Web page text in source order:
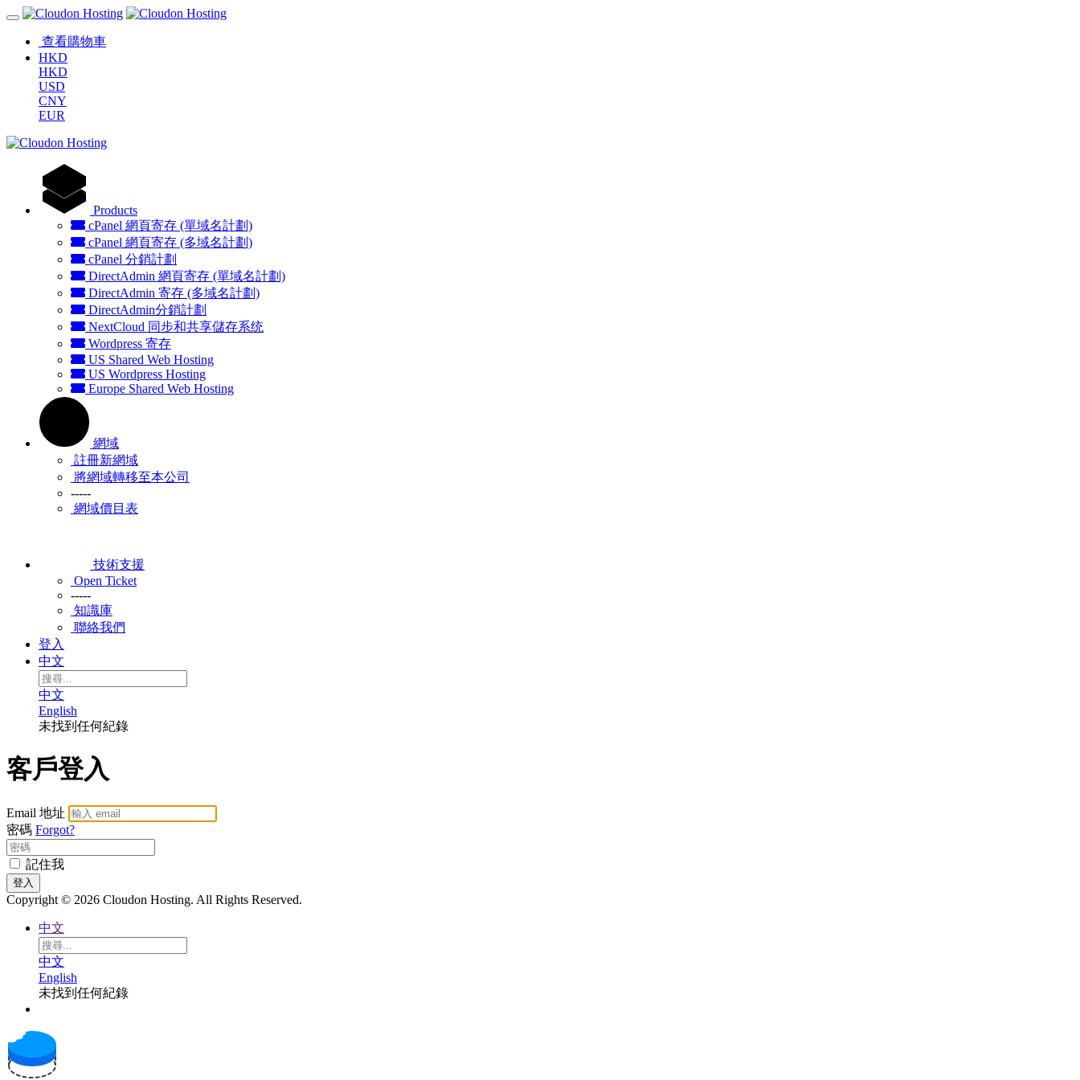
查看購物車
HKD
HKD
USD
CNY
EUR
Products
cPanel 網頁寄存 (單域名計劃)
cPanel 網頁寄存 (多域名計劃)
cPanel 分銷計劃
DirectAdmin 網頁寄存 (單域名計劃)
DirectAdmin 寄存 (多域名計劃)
DirectAdmin分銷計劃
NextCloud 同步和共享儲存系统
Wordpress 寄存
US Shared Web Hosting
US Wordpress Hosting
Europe Shared Web Hosting
網域
註冊新網域
將網域轉移至本公司
-----
網域價目表
技術支援
Open Ticket
-----
知識庫
聯絡我們
登入
中文
中文
English
未找到任何紀錄
客戶登入
Email 地址
密碼 Forgot?
記住我
Copyright © 2026 Cloudon Hosting. All Rights Reserved.
中文
中文
English
未找到任何紀錄